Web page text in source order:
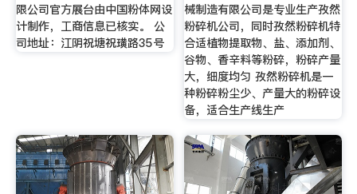
限公司官方展台由中国粉体网设
计制作，工商信息已核实。 公
司地址：江阴祝塘祝璜路35号
械制造有限公司是专业生产孜然
粉碎机公司，同时孜然粉碎机特
合适植物提取物、盐、添加剂、
谷物、香辛料等粉碎，粉碎产量
大，细度均匀 孜然粉碎机是一
种粉碎粉尘少、产量大的粉碎设
备，适合生产线生产